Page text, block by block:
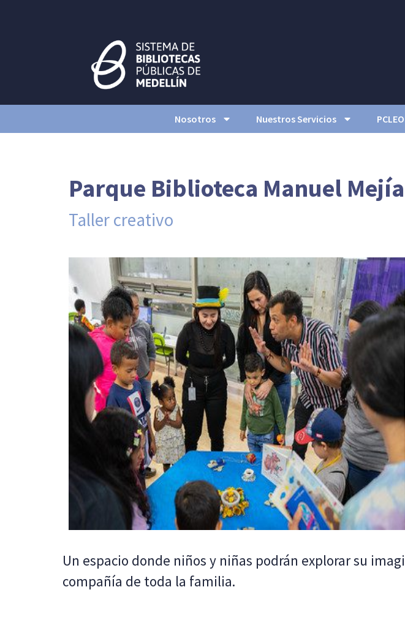
Nosotros Nuestros Servicios PCLEO
Parque Biblioteca Manuel
Taller creativo
Un espacio donde niños y niñas podrán explorar su
compañía de toda la familia.